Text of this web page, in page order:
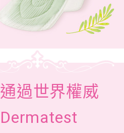
通過世界權威
Dermatest